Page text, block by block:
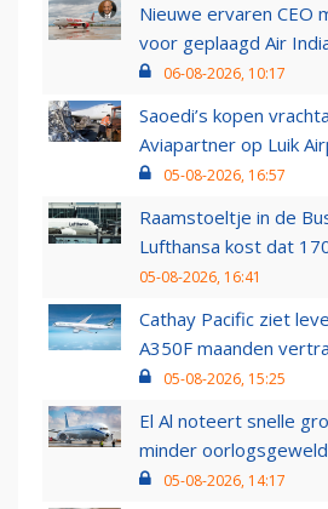
Nieuwe ervaren CEO
voor geplaagd Air
06-08-2026, 10:17
Saoedi’s kopen
Aviapartner op Luik
05-08-2026, 16:57
Raamstoeltje in de
Lufthansa kost dat
05-08-2026, 16:41
Cathay Pacific ziet
A350F maanden
05-08-2026, 15:25
El Al noteert snelle
minder oorlogsgeweld
05-08-2026, 14:17